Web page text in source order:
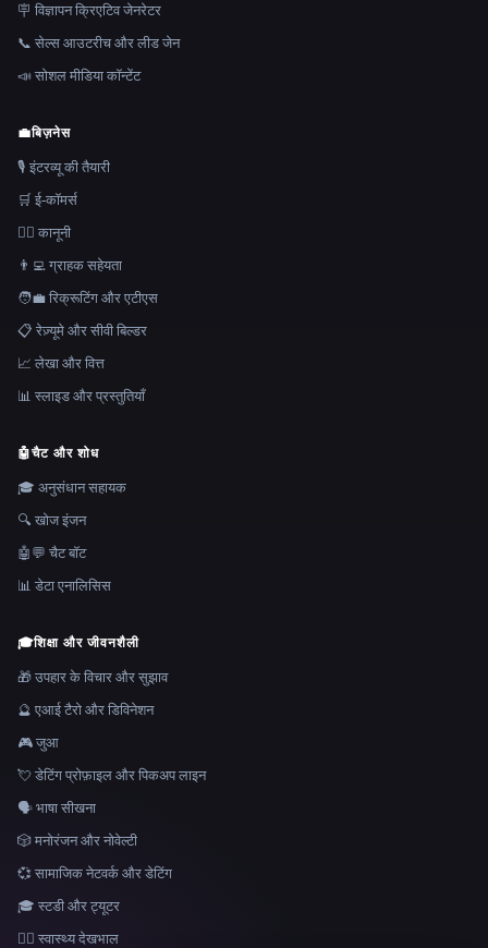
🪧 विज्ञापन क्रिएटिव जेनरेटर
📞 सेल्स आउटरीच और लीड जेन
📣 सोशल मीडिया कॉन्टेंट
💼बिज़नेस
🎙️ इंटरव्यू की तैयारी
🛒 ई-कॉमर्स
👩‍⚖️ कानूनी
👨‍💻 ग्राहक सहेयता
🧑‍💼 रिक्रूटिंग और एटीएस
📋 रेज़्यूमे और सीवी बिल्डर
📈 लेखा और वित्त
📊 स्लाइड और प्रस्तुतियाँ
🤖चैट और शोध
🎓 अनुसंधान सहायक
🔍 खोज इंजन
🤖💬 चैट बॉट
📊 डेटा एनालिसिस
🎓शिक्षा और जीवनशैली
🎁 उपहार के विचार और सुझाव
🔮 एआई टैरो और डिविनेशन
🎮 जुआ
💘 डेटिंग प्रोफ़ाइल और पिकअप लाइन
🗣️ भाषा सीखना
🎲 मनोरंजन और नोवेल्टी
💞 सामाजिक नेटवर्क और डेटिंग
🎓 स्टडी और ट्यूटर
👩‍⚕️ स्वास्थ्य देखभाल